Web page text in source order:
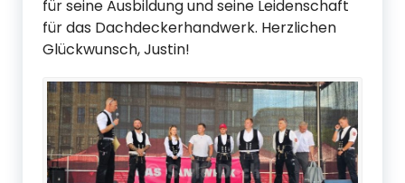
für seine Ausbildung und seine Leidenschaft
für das Dachdeckerhandwerk. Herzlichen
Glückwunsch, Justin!